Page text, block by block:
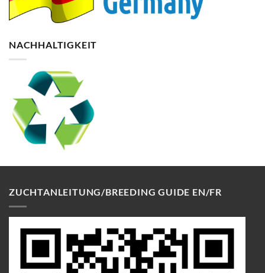
NACHHALTIGKEIT
ZUCHTANLEITUNG/BREEDING GUIDE EN/FR